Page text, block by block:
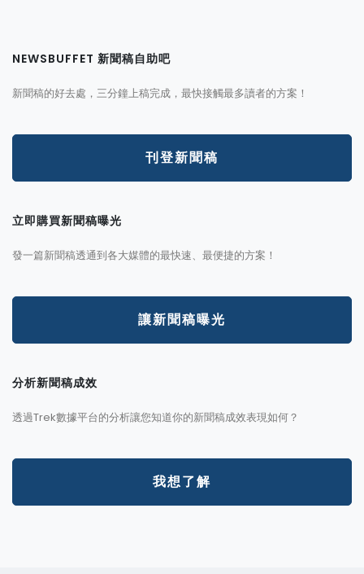
NEWSBUFFET 新聞稿自助吧
新聞稿的好去處，三分鐘上稿完成，最快接觸最多讀者的方案！
刊登新聞稿
立即購買新聞稿曝光
發一篇新聞稿透通到各大媒體的最快速、最便捷的方案！
讓新聞稿曝光
分析新聞稿成效
透過Trek數據平台的分析讓您知道你的新聞稿成效表現如何？
我想了解